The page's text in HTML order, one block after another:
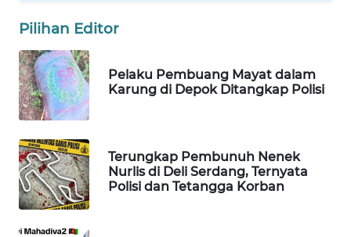
Pilihan Editor
Pelaku Pembuang Mayat dalam
Karung di Depok Ditangkap Polisi
Terungkap Pembunuh Nenek
Nurlis di Deli Serdang, Ternyata
Polisi dan Tetangga Korban
WAHANA
WAHANA
TRAVEL
WAHANA
TV
WAHANANEWS
ID